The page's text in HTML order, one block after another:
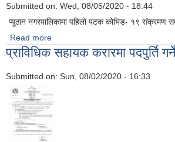
Submitted on: Wed, 08/05/2020 - 18:44
प्यूठान नगरपालिकामा पहिलो पटक कोभिड- १९ संक्रमण
Read more
प्राविधिक सहायक करारमा पदपुर्ति
Submitted on: Sun, 08/02/2020 - 16:33